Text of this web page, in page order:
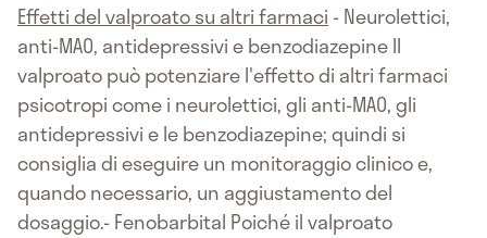
Effetti del valproato su altri farmaci - Neurolettici,
anti-MAO, antidepressivi e benzodiazepine Il
valproato può potenziare l'effetto di altri farmaci
psicotropi come i neurolettici, gli anti-MAO, gli
antidepressivi e le benzodiazepine; quindi si
consiglia di eseguire un monitoraggio clinico e,
quando necessario, un aggiustamento del
dosaggio.- Fenobarbital Poiché il valproato